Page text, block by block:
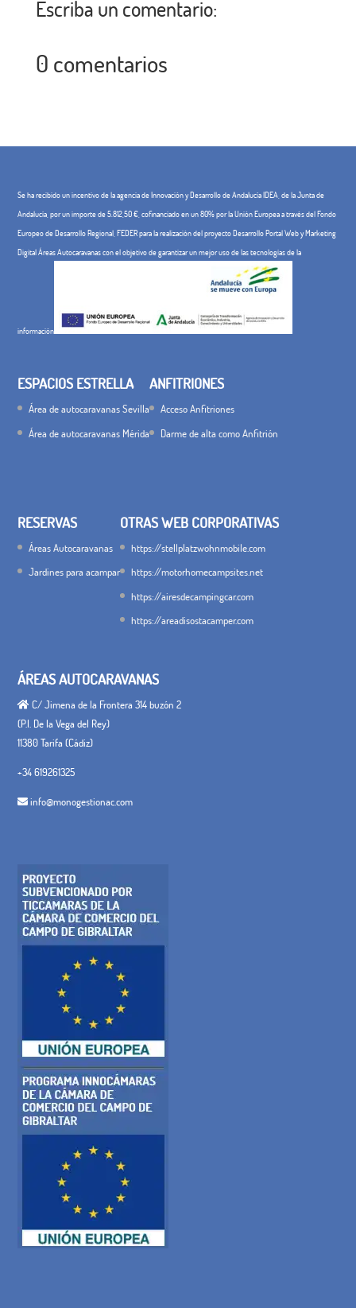
Escriba un comentario:
0 comentarios
Se ha recibido un incentivo de la agencia de Innovación y Desarrollo de Andalucía IDEA, de la Junta de
Andalucía, por un importe de 5.812,50 €, cofinanciado en un 80% por la Unión Europea a través del Fondo
Europeo de Desarrollo Regional, FEDER para la realización del proyecto Desarrollo Portal Web y Marketing
Digital Áreas Autocaravanas con el objetivo de garantizar un mejor uso de las tecnologías de la
información
ESPACIOS ESTRELLA
Área de autocaravanas Sevilla
Área de autocaravanas Mérida
ANFITRIONES
Acceso Anfitriones
Darme de alta como Anfitrión
RESERVAS
Áreas Autocaravanas
Jardines para acampar
OTRAS WEB CORPORATIVAS
https://stellplatzwohnmobile.com
https://motorhomecampsites.net
https://airesdecampingcar.com
https://areadisostacamper.com
ÁREAS AUTOCARAVANAS
C/ Jimena de la Frontera 314 buzón 2
(P.I. De la Vega del Rey)
11380 Tarifa (Cádiz)
+34 619261325
info@monogestionac.com